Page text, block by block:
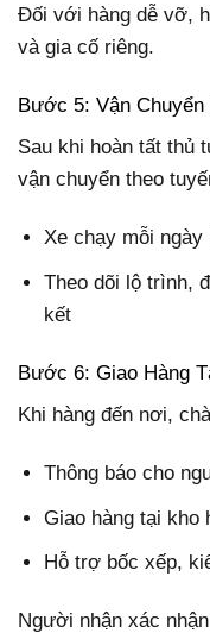
Đối với hàng dễ vỡ,
và gia cố riêng.
Bước 5: Vận
Sau khi hoàn tất thủ
vận chuyển theo
Xe chạy mỗi
Theo dõi lộ trình,
kết
Bước 6: Giao Hàng
Khi hàng đến nơi,
Thông báo cho
Giao hàng tại kho
Hỗ trợ bốc xếp,
Người nhận xác